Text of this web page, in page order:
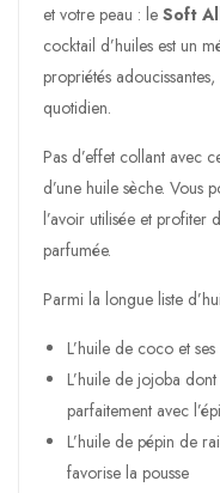
et votre peau : le Soft
cocktail d’huiles est un
propriétés
quotidien.
Pas d’effet collant avec
d’une huile sèche. Vous
l’avoir utilisée et profiter
parfumée.
Parmi la longue liste
L’huile de coco et
L’huile de jojoba
parfaitement avec
L’huile de pépin de
favorise la pousse